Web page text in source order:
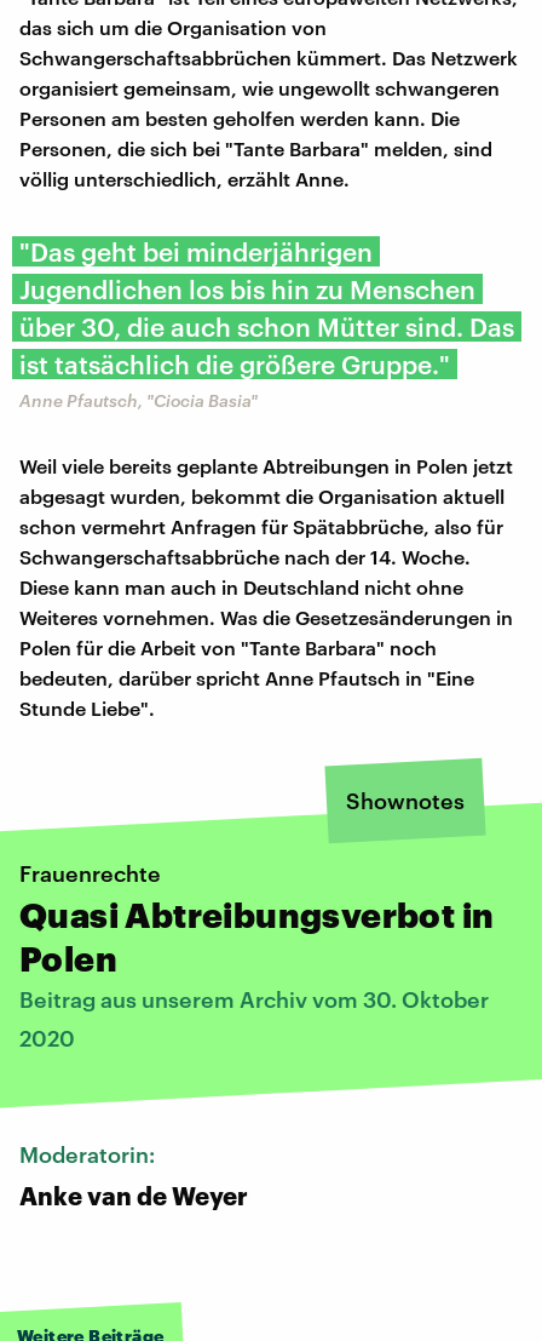
das sich um die Organisation von
Schwangerschaftsabbrüchen kümmert. Das Netzwerk
organisiert gemeinsam, wie ungewollt schwangeren
Personen am besten geholfen werden kann. Die
Personen, die sich bei "Tante Barbara" melden, sind
völlig unterschiedlich, erzählt Anne.
"Das geht bei minderjährigen
Jugendlichen los bis hin zu Menschen
über 30, die auch schon Mütter sind. Das
ist tatsächlich die größere Gruppe."
Anne Pfautsch, "Ciocia Basia"
Weil viele bereits geplante Abtreibungen in Polen jetzt
abgesagt wurden, bekommt die Organisation aktuell
schon vermehrt Anfragen für Spätabbrüche, also für
Schwangerschaftsabbrüche nach der 14. Woche.
Diese kann man auch in Deutschland nicht ohne
Weiteres vornehmen. Was die Gesetzesänderungen in
Polen für die Arbeit von "Tante Barbara" noch
bedeuten, darüber spricht Anne Pfautsch in "Eine
Stunde Liebe".
Shownotes
Frauenrechte
Quasi Abtreibungsverbot in
Polen
Beitrag aus unserem Archiv vom 30. Oktober
2020
Moderatorin:
Anke van de Weyer
Weitere Beiträge